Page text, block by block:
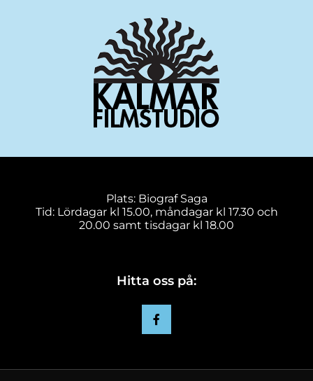
Plats: Biograf Saga
Tid: Lördagar kl 15.00, måndagar kl 17.30 och
20.00 samt tisdagar kl 18.00
Hitta oss på: